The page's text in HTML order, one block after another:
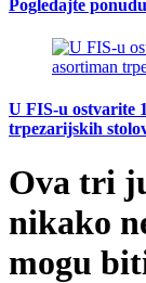
Pogledajte
U FIS-u ostvarite
trpezarijskih
Ova tri
nikako
mogu